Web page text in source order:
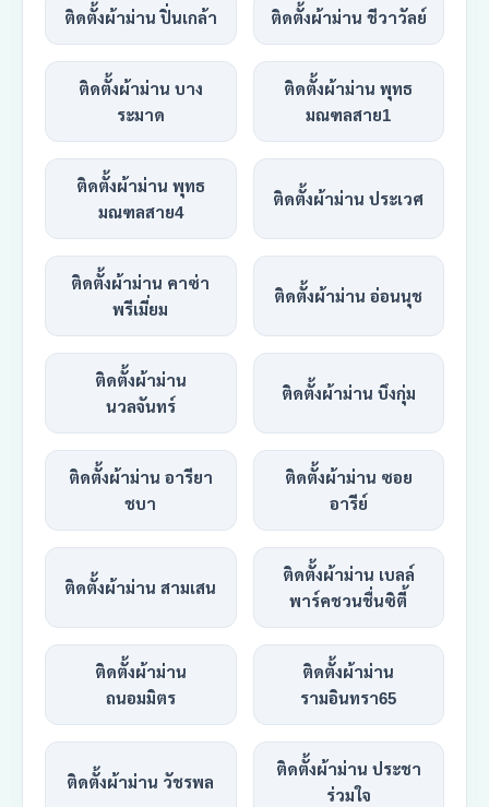
ติดตั้งผ้าม่าน ปิ่นเกล้า ติดตั้งผ้าม่าน ชีวาวัลย์
ติดตั้งผ้าม่าน บาง
ระมาด
ติดตั้งผ้าม่าน พุทธ
มณฑลสาย1
ติดตั้งผ้าม่าน พุทธ
มณฑลสาย4
ติดตั้งผ้าม่าน ประเวศ
ติดตั้งผ้าม่าน คาซ่า
พรีเมี่ยม
ติดตั้งผ้าม่าน อ่อนนุช
ติดตั้งผ้าม่าน
นวลจันทร์
ติดตั้งผ้าม่าน บึงกุ่ม
ติดตั้งผ้าม่าน อารียา
ชบา
ติดตั้งผ้าม่าน ซอย
อารีย์
ติดตั้งผ้าม่าน สามเสน
ติดตั้งผ้าม่าน เบลล์
พาร์คชวนชื่นซิตี้
ติดตั้งผ้าม่าน
ถนอมมิตร
ติดตั้งผ้าม่าน
รามอินทรา65
ติดตั้งผ้าม่าน วัชรพล
ติดตั้งผ้าม่าน ประชา
ร่วมใจ